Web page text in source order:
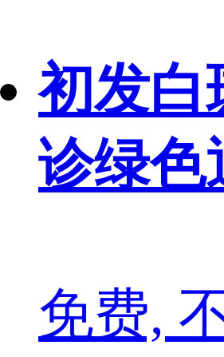
初发白
诊绿色
免费,